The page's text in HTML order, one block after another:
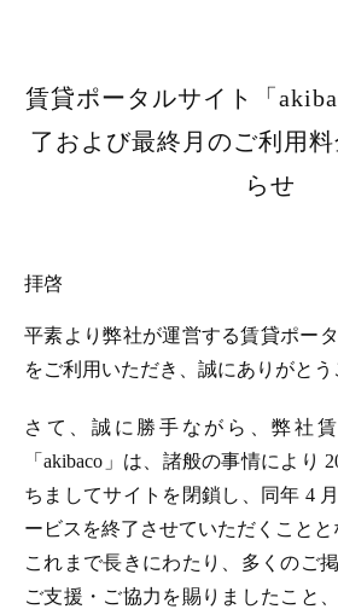
賃貸ポータルサイト「
了および最終月のご利用
らせ
拝啓
平素より弊社が運営する賃貸ポータ
をご利用いただき、誠にありがとう
さて、誠に勝手ながら、弊社
「akibaco」は、諸般の事情により
ちましてサイトを閉鎖し、同年 4
ービスを終了させていただくことと
これまで長きにわたり、多くのご
ご支援・ご協力を賜りましたこと